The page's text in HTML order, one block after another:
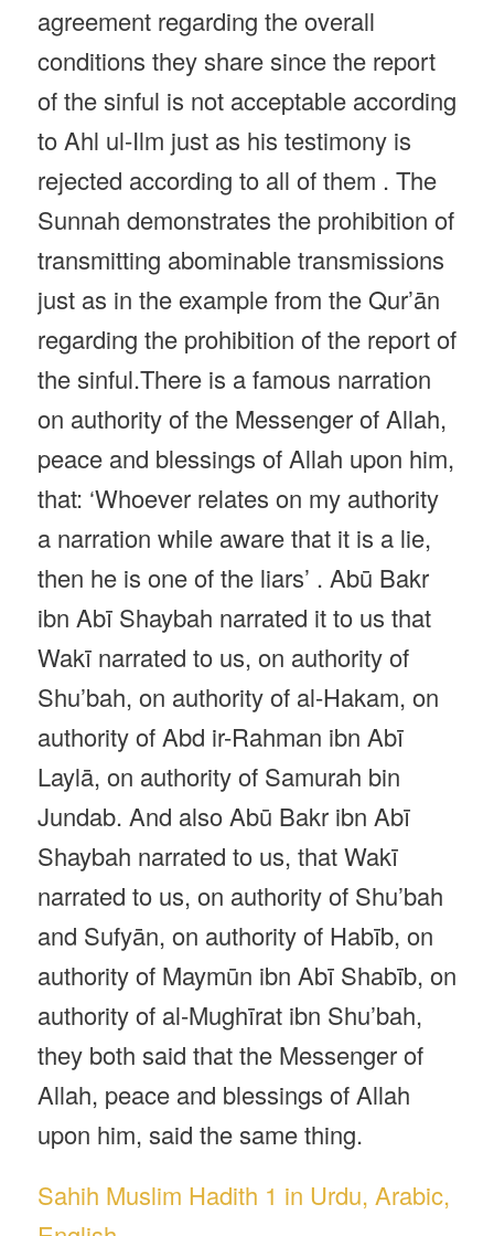
agreement regarding the overall
conditions they share since the report
of the sinful is not acceptable according
to Ahl ul-Ilm just as his testimony is
rejected according to all of them . The
Sunnah demonstrates the prohibition of
transmitting abominable transmissions
just as in the example from the Qur’ān
regarding the prohibition of the report of
the sinful.There is a famous narration
on authority of the Messenger of Allah,
peace and blessings of Allah upon him,
that: ‘Whoever relates on my authority
a narration while aware that it is a lie,
then he is one of the liars’ . Abū Bakr
ibn Abī Shaybah narrated it to us that
Wakī narrated to us, on authority of
Shu’bah, on authority of al-Hakam, on
authority of Abd ir-Rahman ibn Abī
Laylā, on authority of Samurah bin
Jundab. And also Abū Bakr ibn Abī
Shaybah narrated to us, that Wakī
narrated to us, on authority of Shu’bah
and Sufyān, on authority of Habīb, on
authority of Maymūn ibn Abī Shabīb, on
authority of al-Mughīrat ibn Shu’bah,
they both said that the Messenger of
Allah, peace and blessings of Allah
upon him, said the same thing.
Sahih Muslim Hadith 1 in Urdu, Arabic,